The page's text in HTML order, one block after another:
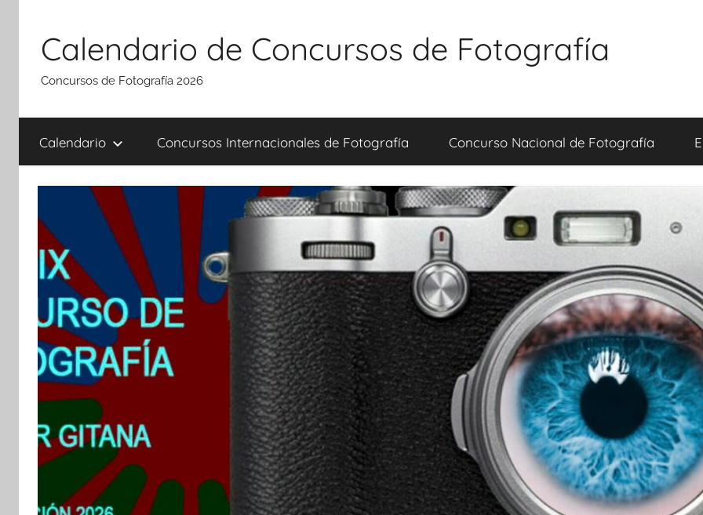
contenido
Calendario de Concursos de Fotografía
Concursos de Fotografía 2026
Calendario Concursos Internacionales de Fotografía Concurso Nacional de Fotografía